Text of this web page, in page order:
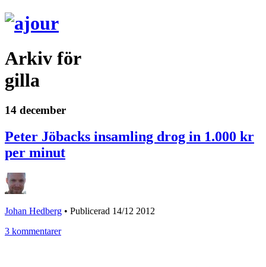
Arkiv för
gilla
14 december
Peter Jöbacks insamling drog in 1.000 kr
per minut
Johan Hedberg • Publicerad 14/12 2012
3 kommentarer